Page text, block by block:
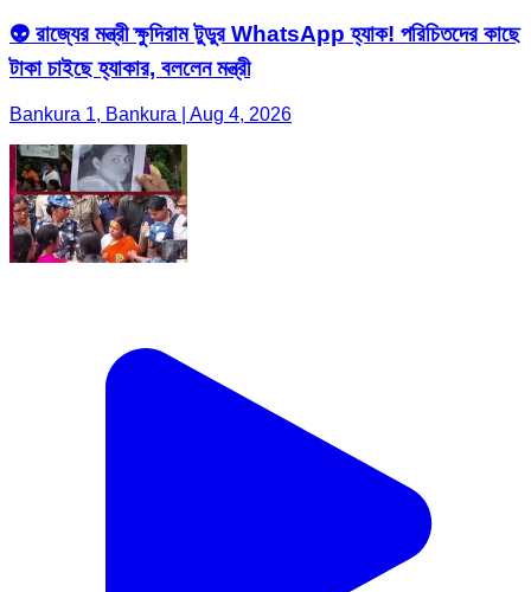
👽 রাজ্যের মন্ত্রী ক্ষুদিরাম টুডুর WhatsApp হ্যাক! পরিচিতদের কাছে
টাকা চাইছে হ্যাকার, বললেন মন্ত্রী
Bankura 1, Bankura | Aug 4, 2026